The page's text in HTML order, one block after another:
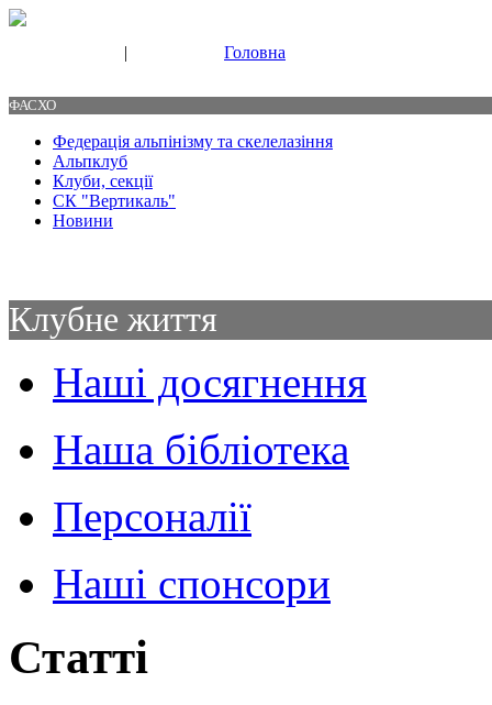
| Головна
ФАСХО
Федерація альпінізму та скелелазіння
Альпклуб
Клуби, секції
СК "Вертикаль"
Новини
Клубне життя
Наші досягнення
Наша бібліотека
Персоналії
Наші спонсори
Статті